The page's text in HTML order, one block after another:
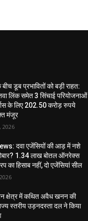
डूब प्रभावितों को बड़ी राहत:
लिंक समेत 3 सिंचाई परियोजनाओं
के लिए 202.50 करोड़ रुपये
मंजूर
2026
दवा एजेंसियों की आड़ में नशे
1.34 लाख बोतल ऑनरेक्स
का हिसाब नहीं, दो एजेंसियां सील
क्षेत्र में कथित अवैध खनन की
स्तरीय उड़नदस्ता दल ने किया